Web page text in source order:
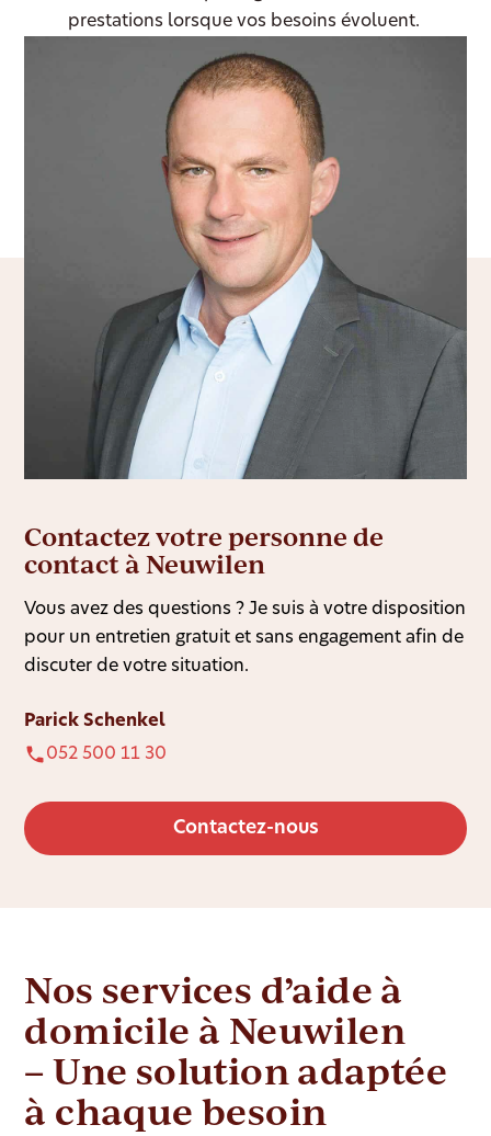
Contactez votre personne de
contact à Neuwilen
Vous avez des questions ? Je suis à votre disposition
pour un entretien gratuit et sans engagement afin de
discuter de votre situation.
Parick Schenkel
052 500 11 30
Contactez-nous
prestations lorsque vos besoins évoluent.
Nos services d’aide à
domicile à Neuwilen
– Une solution adaptée
à chaque besoin